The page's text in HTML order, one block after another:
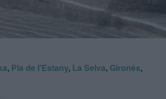
, Pla de l'Estany, La Selva, Gironès,